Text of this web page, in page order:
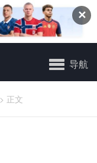
✕
导航
> 正文